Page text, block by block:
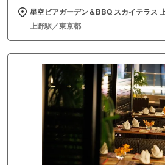
星空ビアガーデン＆BBQ スカイテラス
上野駅／東京都